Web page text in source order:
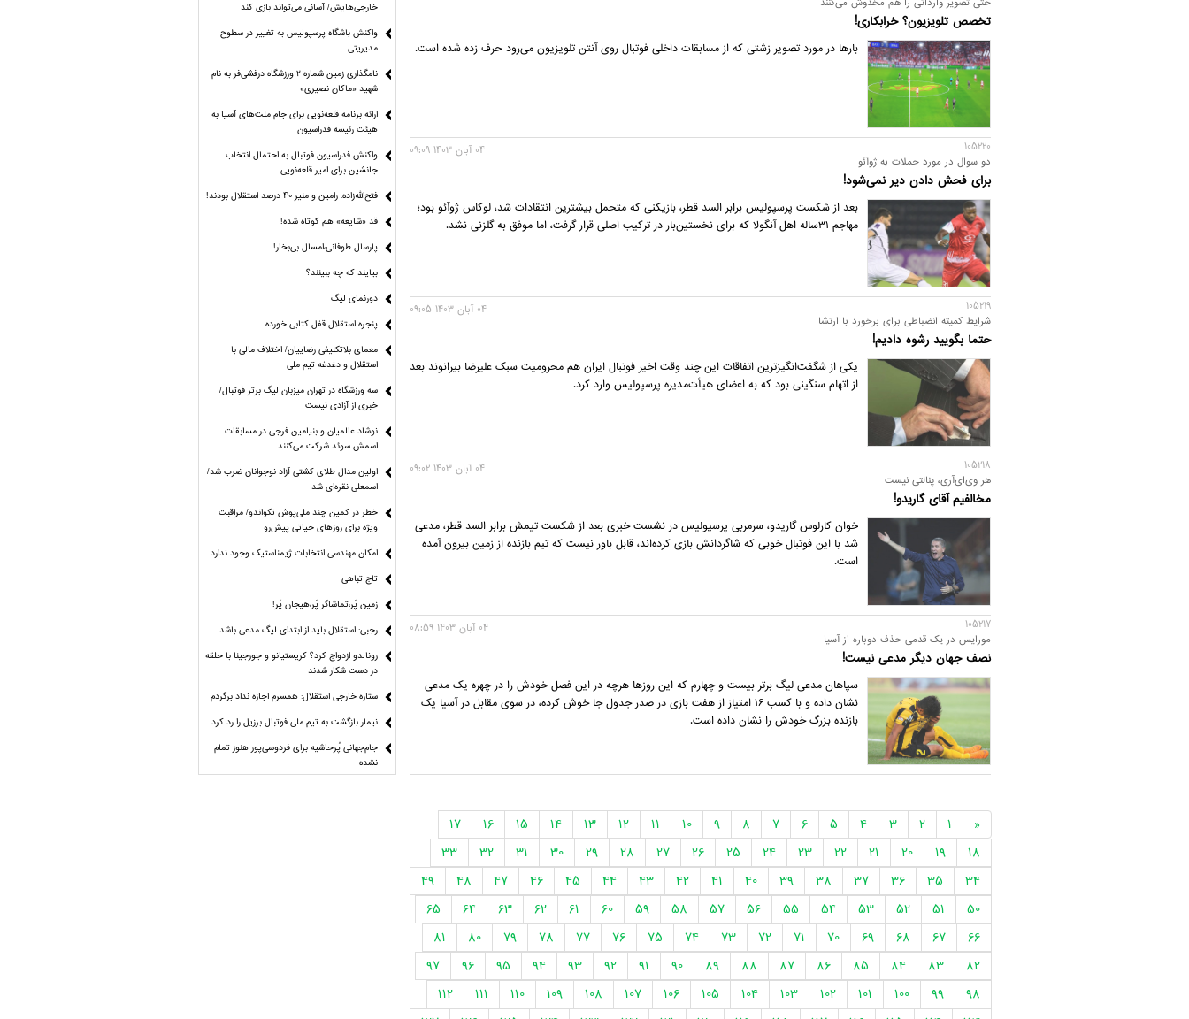
تخصص تلویزیون؟ خرابکاری!
بارها در مورد تصویر زشتی که از مسابقات داخلی فوتبال روی آنتن تلویزیون می‌رود حرف زده شده است.
105220
دو سوال در مورد حملات به ژوآئو
برای فحش دادن دیر نمی‌شود!
04 آبان 1403 09:09
بعد از شکست پرسپولیس برابر السد قطر، بازیکنی که متحمل بیشترین انتقادات شد، لوکاس ژوآئو بود؛
مهاجم 31‌ساله اهل آنگولا که برای نخستین‌بار در ترکیب اصلی قرار گرفت، اما موفق به گلزنی نشد.
105219
شرایط کمیته انضباطی برای برخورد با ارتشا
حتما بگویید رشوه دادیم!
04 آبان 1403 09:05
یکی از شگفت‌انگیزترین اتفاقات این چند وقت اخیر فوتبال ایران هم محرومیت سبک علیرضا بیرانوند بعد
از اتهام سنگینی بود که به اعضای هیأت‌مدیره پرسپولیس وارد کرد.
105218
هر وی‌ای‌آری، پنالتی نیست
مخالفیم آقای گاریدو!
04 آبان 1403 09:02
خوان کارلوس گاریدو، سرمربی پرسپولیس در نشست خبری بعد از شکست تیمش برابر السد قطر، مدعی
شد با این فوتبال خوبی که شاگردانش بازی کرده‌اند، قابل باور نیست که تیم بازنده از زمین بیرون آمده
است.
105217
مورایس در یک قدمی حذف دوباره از آسیا
نصف جهان دیگر مدعی نیست!
04 آبان 1403 08:59
سپاهان مدعی لیگ برتر بیست و چهارم که این روزها هرچه در این فصل خودش را در چهره یک مدعی
نشان داده و با کسب 16 امتیاز از هفت بازی در صدر جدول جا خوش کرده، در سوی مقابل در آسیا یک
بازنده بزرگ خودش را نشان داده است.
«
1
2
3
4
5
6
7
8
9
10
11
12
13
14
15
16
17
18
19
20
21
22
23
24
25
26
27
28
29
30
31
32
33
34
35
36
37
38
39
40
41
42
43
44
45
46
47
48
49
50
51
52
53
54
55
56
57
58
59
60
61
62
63
64
65
66
67
68
69
70
71
72
73
74
75
76
77
78
79
80
81
82
83
84
85
86
87
88
89
90
91
92
93
94
95
96
97
98
99
100
101
102
103
104
105
106
107
108
109
110
111
112
خارجی‌هایش/ آسانی می‌تواند بازی کند
واکنش باشگاه پرسپولیس به تغییر در سطوح
مدیریتی
نامگذاری زمین شماره ۲ ورزشگاه درفشی‌فر به نام
شهید «ماکان نصیری»
ارائه برنامه‌ قلعه‌نویی برای جام ملت‌های آسیا به
هیئت رئیسه فدراسیون
واکنش فدراسیون فوتبال به احتمال انتخاب
جانشین برای امیر قلعه‌نویی
فتح‌الله‌زاده: رامین و منیر 40 درصد استقلال بودند!
قد «شایعه» هم کوتاه شده!
پارسال طوفانی،امسال بی‌بخار!
بیایند که چه ببینند؟
دورنمای لیگ
پنجره‌ استقلال قفل کتابی خورده
معمای بلاتکلیفی رضاییان/ اختلاف مالی با
استقلال و دغدغه تیم ملی
سه ورزشگاه در تهران میزبان لیگ برتر فوتبال/
خبری از آزادی نیست
نوشاد عالمیان و بنیامین فرجی در مسابقات
اسمش سوئد شرکت می‌کنند
اولین مدال طلای کشتی آزاد نوجوانان ضرب شد/
اسمعلی نقره‌ای شد
خطر در کمین چند ملی‌پوش تکواندو/ مراقبت
ویژه برای روزهای حیاتی پیش‌رو
امکان مهندسی انتخابات ژیمناستیک وجود ندارد
تاج تباهی
زمین پَر،تماشاگر پَر،هیجان پَر!
رجبی: استقلال باید از ابتدای لیگ مدعی باشد
رونالدو ازدواج کرد؟ کریستیانو و جورجینا با حلقه
در دست شکار شدند
ستاره خارجی استقلال: همسرم اجازه نداد برگردم
نیمار بازگشت به تیم ملی فوتبال برزیل را رد کرد
جام‌جهانی پُرحاشیه برای فردوسی‌پور هنوز تمام
نشده